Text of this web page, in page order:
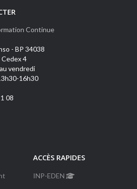
Continue
- BP 34038
4
vendredi
16h30
08
ACCÈS RAPIDES
INP-EDEN